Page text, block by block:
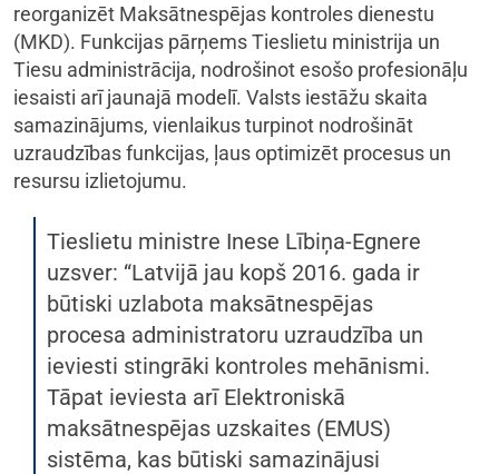
reorganizēt Maksātnespējas kontroles dienestu
(MKD). Funkcijas pārņems Tieslietu ministrija un
Tiesu administrācija, nodrošinot esošo profesionāļu
iesaisti arī jaunajā modelī. Valsts iestāžu skaita
samazinājums, vienlaikus turpinot nodrošināt
uzraudzības funkcijas, ļaus optimizēt procesus un
resursu izlietojumu.
Tieslietu ministre Inese Lībiņa-Egnere
uzsver: “Latvijā jau kopš 2016. gada ir
būtiski uzlabota maksātnespējas
procesa administratoru uzraudzība un
ieviesti stingrāki kontroles mehānismi.
Tāpat ieviesta arī Elektroniskā
maksātnespējas uzskaites (EMUS)
sistēma, kas būtiski samazinājusi